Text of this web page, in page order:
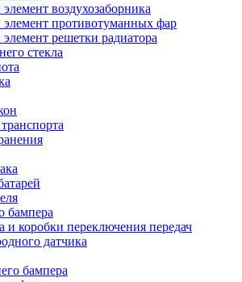
воздухозаборника
противотуманных фар
решетки радиатора
стекла
бампера
и коробки переключения передач
датчика
бампера